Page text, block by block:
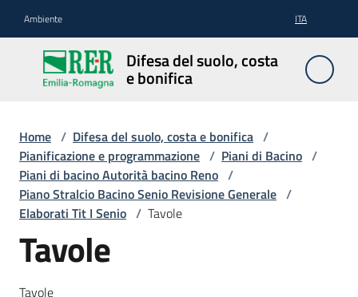
Ambiente ITA
Difesa del suolo, costa
e bonifica
Difesa
del
suolo,
bonifica
Pianificazione
e
programmazione
Home / Difesa del suolo, costa e bonifica /
Pianificazione e programmazione / Piani di Bacino /
Piani di bacino Autorità bacino Reno /
Piano Stralcio Bacino Senio Revisione Generale /
Elaborati Tit I Senio / Tavole
Tavole
Tavole